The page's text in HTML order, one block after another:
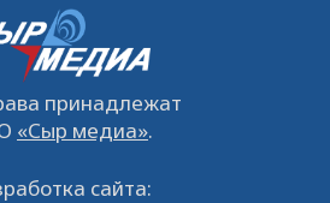
принадлежат
«Сыр медиа».
сайта: